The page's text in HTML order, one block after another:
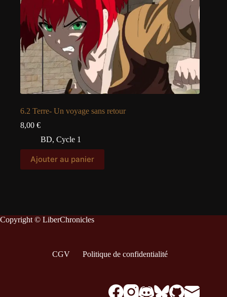
6.2 Terre- Un voyage sans retour
8,00 €
BD, Cycle 1
Ajouter au panier
Copyright © LiberChronicles
CGV Politique de confidentialité